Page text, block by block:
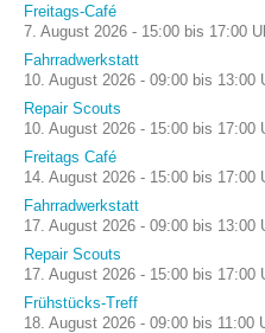
Freitags-Café
7. August 2026 - 15:00 bis 17:00
Fahrradwerkstatt
10. August 2026 - 09:00 bis 13:00
Repair Scouts
10. August 2026 - 15:00 bis 17:00
Freitags Café
14. August 2026 - 15:00 bis 17:00
Fahrradwerkstatt
17. August 2026 - 09:00 bis 13:00
Repair Scouts
17. August 2026 - 15:00 bis 17:00
Frühstücks-Treff
18. August 2026 - 09:00 bis 11:00